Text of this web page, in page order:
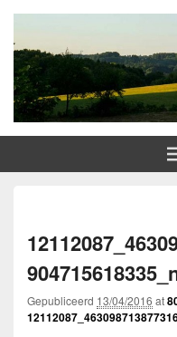
Labalade
Gepubliceerd 13/04/2016 at